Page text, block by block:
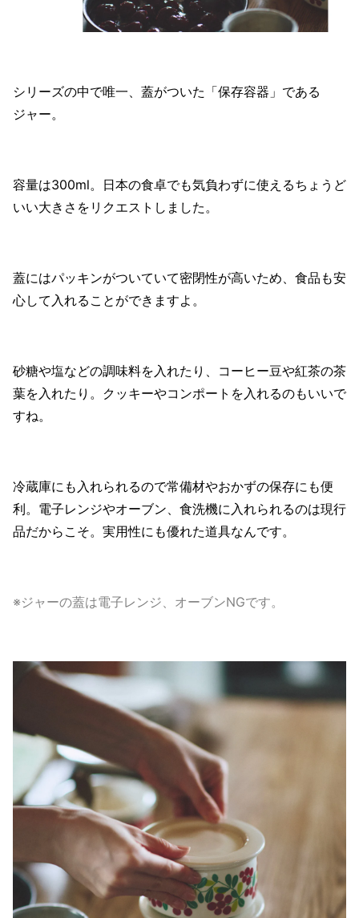
シリーズの中で唯一、蓋がついた「保存容器」である
ジャー。
容量は300ml。日本の食卓でも気負わずに使えるちょうど
いい大きさをリクエストしました。
蓋にはパッキンがついていて密閉性が高いため、食品も安
心して入れることができますよ。
砂糖や塩などの調味料を入れたり、コーヒー豆や紅茶の茶
葉を入れたり。クッキーやコンポートを入れるのもいいで
すね。
冷蔵庫にも入れられるので常備材やおかずの保存にも便
利。電子レンジやオーブン、食洗機に入れられるのは現行
品だからこそ。実用性にも優れた道具なんです。
※ジャーの蓋は電子レンジ、オーブンNGです。